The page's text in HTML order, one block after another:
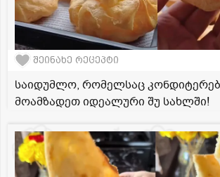
შეინახე რეცეპტი
საიდუმლო, რომელსაც
მოამზადეთ იდეალური შუ სახლში!